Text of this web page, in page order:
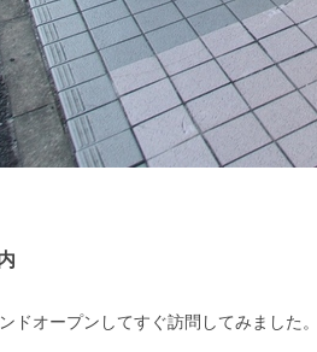
ドオープンしてすぐ訪問してみました